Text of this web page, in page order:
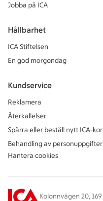
Jobba på ICA
Hållbarhet
ICA Stiftelsen
En god morgondag
Kundservice
Reklamera
Återkallelser
Spärra eller beställ nytt ICA-
Behandling av personuppgifter
Hantera cookies
Kolonnvägen 20, 169